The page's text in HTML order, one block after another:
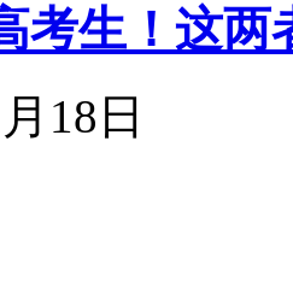
考生！这两
18日